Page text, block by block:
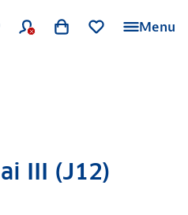
Menu
III (J12)